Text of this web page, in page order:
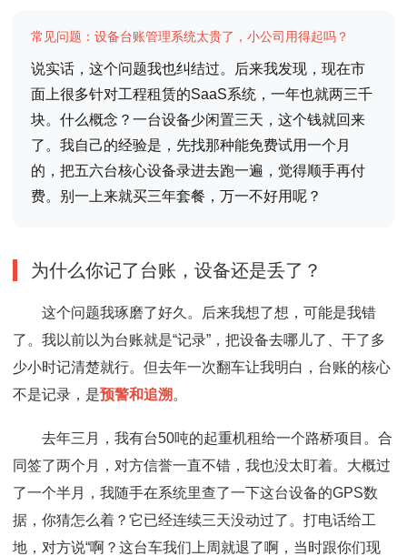
常见问题：设备台账管理系统太贵了，小公司用得起吗？
说实话，这个问题我也纠结过。后来我发现，现在市
面上很多针对工程租赁的SaaS系统，一年也就两三千
块。什么概念？一台设备少闲置三天，这个钱就回来
了。我自己的经验是，先找那种能免费试用一个月
的，把五六台核心设备录进去跑一遍，觉得顺手再付
费。别一上来就买三年套餐，万一不好用呢？
为什么你记了台账，设备还是丢了？
这个问题我琢磨了好久。后来我想了想，可能是我错
了。我以前以为台账就是“记录”，把设备去哪儿了、干了多
少小时记清楚就行。但去年一次翻车让我明白，台账的核心
不是记录，是预警和追溯 。
去年三月，我有台50吨的起重机租给一个路桥项目。合
同签了两个月，对方信誉一直不错，我也没太盯着。大概过
了一个半月，我随手在系统里查了一下这台设备的GPS数
据，你猜怎么着？它已经连续三天没动过了。打电话给工
地，对方说“啊？这台车我们上周就退了啊，当时跟你们现